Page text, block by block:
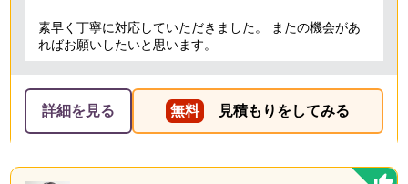
素早く丁寧に対応していただきました。 またの機会があ
ればお願いしたいと思います。
詳細を見る 無料 見積もりをしてみる